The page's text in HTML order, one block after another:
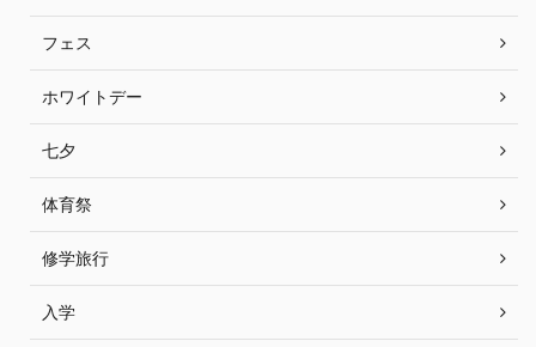
フェス
ホワイトデー
七夕
体育祭
修学旅行
入学